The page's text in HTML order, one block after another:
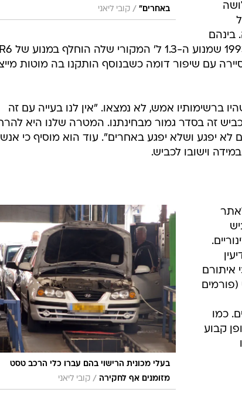
באחרים" / קובי ליאני
בינהם
סיירה עם שיפור דומה כשבנוסף הותקנו בה מוטות
ברשימותיו אמש, לא נמצאו. "אין לנו בעייה עם זה
זה בסדר גמור מבחינתנו. המטרה שלנו היא
יפגע ושלא יפגע באחרים". עוד הוא מוסיף כי
וישובו לכביש.
בעלי מכונית הרישוי בהם עברו כלי הרכב טסט
מזומנים אף לחקירה / קובי ליאני
איתורם
(פורמים
כמו
קבוע